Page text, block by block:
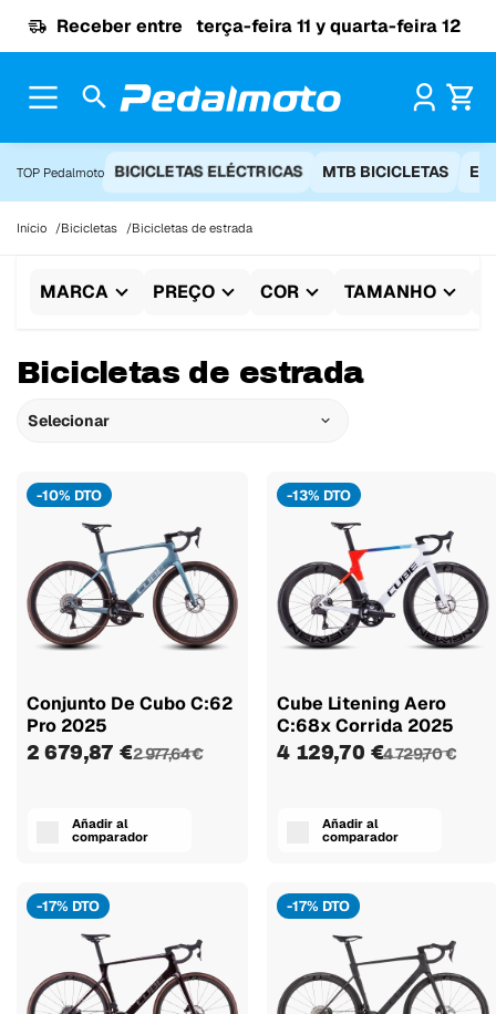
Receber entre terça-feira 11 y quarta-feira 12
TOP Pedalmoto BICICLETAS ELÉCTRICAS MTB BICICLETAS
Início Bicicletas Bicicletas de estrada
MARCA PREÇO COR TAMANHO
Bicicletas de estrada
Selecionar
-10% DTO
Conjunto De Cubo C:62
Pro 2025
2 679,87 €2 977,64 €
Añadir al
comparador
-13% DTO
Cube Litening Aero
C:68x Corrida 2025
4 129,70 €4 729,70 €
Añadir al
comparador
-17% DTO -17% DTO